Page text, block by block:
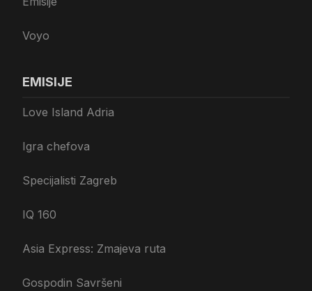
Voyo
EMISIJE
Love Island Adria
Igra chefova
Specijalisti Zagreb
IQ 160
Asia Express: Zmajeva ruta
Gospodin Savršeni